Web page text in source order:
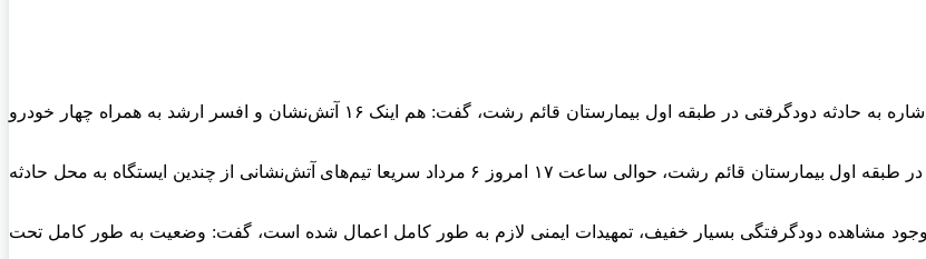
به گزارش اقتصاد آنلاین به نقل از تابناک، رییس سازمان آتش نشانی رشت با اشاره به حادثه دودگرفتی در طبقه اول بیمارستان قائم رشت، گفت: هم اینک ۱۶ آتش‌نشان و افسر ارشد به همراه چهار خودرو
شهرام مومنی در گفت‌و‌گو با خبرنگاران اظهار کرد: در پی گزارش دودگرفتگی در طبقه اول بیمارستان قائم رشت، حوالی ساعت ۱۷ امروز ۶ مرداد سریعا تیم‌های آتش‌نشانی از چندین ایستگاه به محل حادثه
وجود مشاهده دودگرفتگی بسیار خفیف، تمهیدات ایمنی لازم به طور کامل اعمال شده است، گفت: وضعیت به طور کامل تحت